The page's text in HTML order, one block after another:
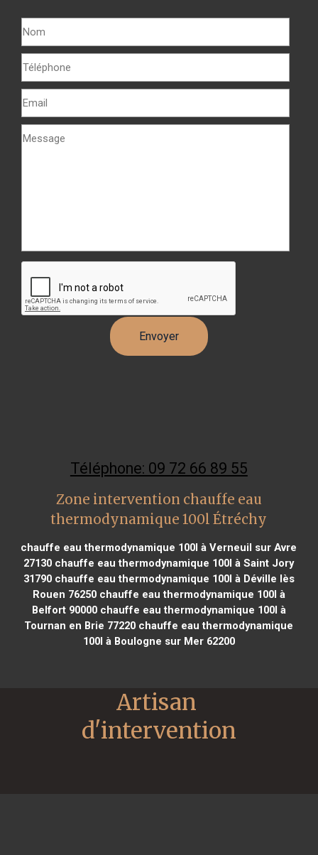
Téléphone: 09 72 66 89 55
Zone intervention chauffe eau
thermodynamique 100l Étréchy
chauffe eau thermodynamique 100l à Verneuil sur Avre
27130 chauffe eau thermodynamique 100l à Saint Jory
31790chauffe eau thermodynamique 100l à Déville lès
Rouen 76250chauffe eau thermodynamique 100l à
Belfort 90000chauffe eau thermodynamique 100l à
Tournan en Brie 77220 chauffe eau thermodynamique
100l à Boulogne sur Mer 62200
Artisan
d'intervention